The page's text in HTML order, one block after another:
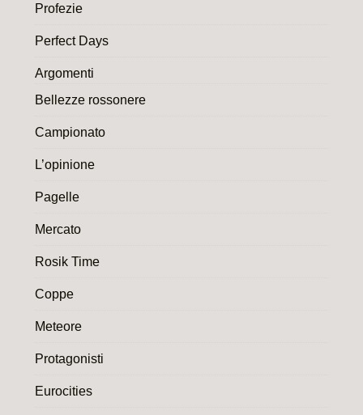
Profezie
Perfect Days
Argomenti
Bellezze rossonere
Campionato
L’opinione
Pagelle
Mercato
Rosik Time
Coppe
Meteore
Protagonisti
Eurocities